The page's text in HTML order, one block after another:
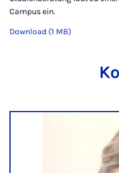
Campus ein.
Download (1 MB)